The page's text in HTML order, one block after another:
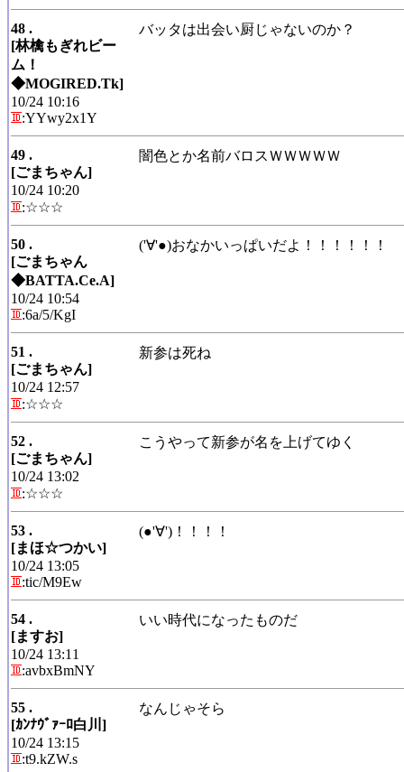
48 .
[林檎もぎれビー
ム！
◆MOGIRED.Tk]
10/24 10:16
:YYwy2x1Y
バッタは出会い厨じゃないのか？
49 .
[ごまちゃん]
10/24 10:20
:☆☆☆
闇色とか名前バロスＷＷＷＷＷ
50 .
[ごまちゃん
◆BATTA.Ce.A]
10/24 10:54
:6a/5/KgI
('∀'●)おなかいっぱいだよ！！！！！！
51 .
[ごまちゃん]
10/24 12:57
:☆☆☆
新参は死ね
52 .
[ごまちゃん]
10/24 13:02
:☆☆☆
こうやって新参が名を上げてゆく
53 .
[まほ☆つかい]
10/24 13:05
:tic/M9Ew
(●'∀')！！！！
54 .
[ますお]
10/24 13:11
:avbxBmNY
いい時代になったものだ
55 .
[ｶﾝﾅｳﾞｧｰﾛ白川]
10/24 13:15
:t9.kZW.s
なんじゃそら